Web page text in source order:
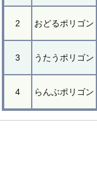
2 おどるポリゴン
3 うたうポリゴン
4 らんぶポリゴン